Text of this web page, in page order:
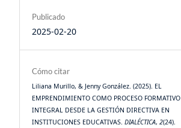
Publicado
2025-02-20
Cómo citar
Liliana Murillo, & Jenny González. (2025). EL
EMPRENDIMIENTO COMO PROCESO FORMATIVO
INTEGRAL DESDE LA GESTIÓN DIRECTIVA EN
INSTITUCIONES EDUCATIVAS.DIALÉCTICA,2(24).